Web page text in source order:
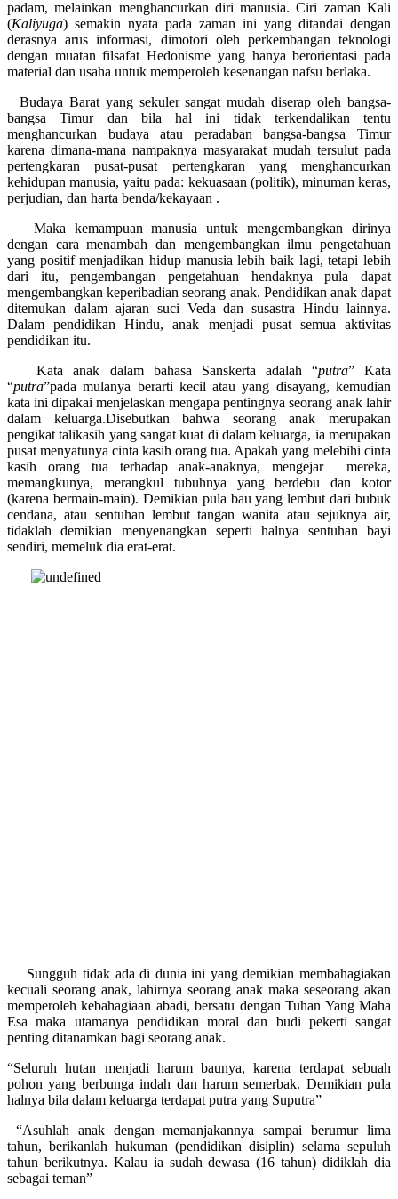
padam, melainkan menghancurkan diri manusia. Ciri zaman Kali
(Kaliyuga) semakin nyata pada zaman ini yang ditandai dengan
derasnya arus informasi, dimotori oleh perkembangan teknologi
dengan muatan filsafat Hedonisme yang hanya berorientasi pada
material dan usaha untuk memperoleh kesenangan nafsu berlaka.
Budaya Barat yang sekuler sangat mudah diserap oleh bangsa-
bangsa Timur dan bila hal ini tidak terkendalikan tentu
menghancurkan budaya atau peradaban bangsa-bangsa Timur
karena dimana-mana nampaknya masyarakat mudah tersulut pada
pertengkaran pusat-pusat pertengkaran yang menghancurkan
kehidupan manusia, yaitu pada: kekuasaan (politik), minuman keras,
perjudian, dan harta benda/kekayaan .
Maka kemampuan manusia untuk mengembangkan dirinya
dengan cara menambah dan mengembangkan ilmu pengetahuan
yang positif menjadikan hidup manusia lebih baik lagi, tetapi lebih
dari itu, pengembangan pengetahuan hendaknya pula dapat
mengembangkan keperibadian seorang anak. Pendidikan anak dapat
ditemukan dalam ajaran suci Veda dan susastra Hindu lainnya.
Dalam pendidikan Hindu, anak menjadi pusat semua aktivitas
pendidikan itu.
Kata anak dalam bahasa Sanskerta adalah “putra” Kata
“putra”pada mulanya berarti kecil atau yang disayang, kemudian
kata ini dipakai menjelaskan mengapa pentingnya seorang anak lahir
dalam keluarga.Disebutkan bahwa seorang anak merupakan
pengikat talikasih yang sangat kuat di dalam keluarga, ia merupakan
pusat menyatunya cinta kasih orang tua. Apakah yang melebihi cinta
kasih orang tua terhadap anak-anaknya, mengejar mereka,
memangkunya, merangkul tubuhnya yang berdebu dan kotor
(karena bermain-main). Demikian pula bau yang lembut dari bubuk
cendana, atau sentuhan lembut tangan wanita atau sejuknya air,
tidaklah demikian menyenangkan seperti halnya sentuhan bayi
sendiri, memeluk dia erat-erat.
Sungguh tidak ada di dunia ini yang demikian membahagiakan
kecuali seorang anak, lahirnya seorang anak maka seseorang akan
memperoleh kebahagiaan abadi, bersatu dengan Tuhan Yang Maha
Esa maka utamanya pendidikan moral dan budi pekerti sangat
penting ditanamkan bagi seorang anak.
“Seluruh hutan menjadi harum baunya, karena terdapat sebuah
pohon yang berbunga indah dan harum semerbak. Demikian pula
halnya bila dalam keluarga terdapat putra yang Suputra”
“Asuhlah anak dengan memanjakannya sampai berumur lima
tahun, berikanlah hukuman (pendidikan disiplin) selama sepuluh
tahun berikutnya. Kalau ia sudah dewasa (16 tahun) didiklah dia
sebagai teman”